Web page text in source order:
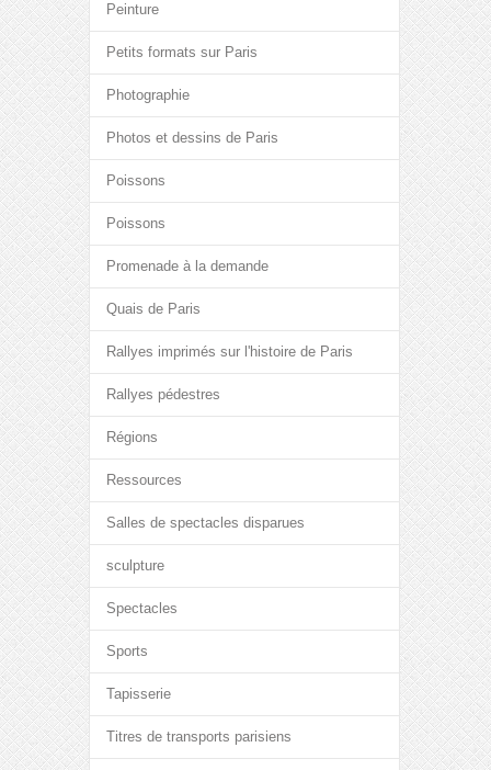
Peinture
Petits formats sur Paris
Photographie
Photos et dessins de Paris
Poissons
Poissons
Promenade à la demande
Quais de Paris
Rallyes imprimés sur l'histoire de Paris
Rallyes pédestres
Régions
Ressources
Salles de spectacles disparues
sculpture
Spectacles
Sports
Tapisserie
Titres de transports parisiens